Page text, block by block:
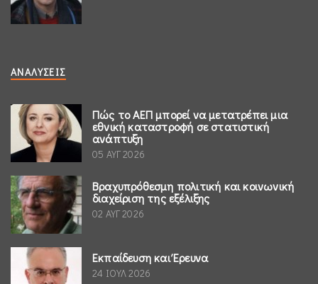
ΑΝΑΛΎΣΕΙΣ
Πώς το ΑΕΠ μπορεί να μετατρέπει μια
εθνική καταστροφή σε στατιστική
ανάπτυξη
05 ΑΥΓ 2026
Βραχυπρόθεσμη πολιτική και κοινωνική
διαχείριση της εξέλιξης
02 ΑΥΓ 2026
Εκπαίδευση και Έρευνα
24 ΙΟΥΛ 2026